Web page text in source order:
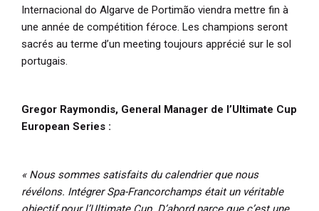
Internacional do Algarve de Portimão viendra mettre fin à
une année de compétition féroce. Les champions seront
sacrés au terme d’un meeting toujours apprécié sur le sol
portugais.
Gregor Raymondis, General Manager de l’Ultimate Cup
European Series :
« Nous sommes satisfaits du calendrier que nous
révélons. Intégrer Spa-Francorchamps était un véritable